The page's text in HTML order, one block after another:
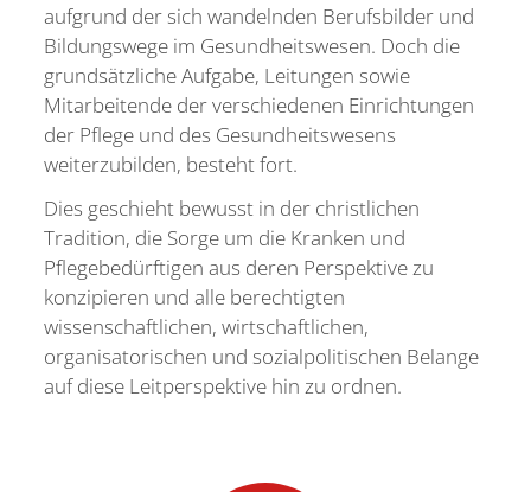
aufgrund der sich wandelnden Berufsbilder und
Bildungswege im Gesundheitswesen. Doch die
grundsätzliche Aufgabe, Leitungen sowie
Mitarbeitende der verschiedenen Einrichtungen
der Pflege und des Gesundheitswesens
weiterzubilden, besteht fort.
Dies geschieht bewusst in der christlichen
Tradition, die Sorge um die Kranken und
Pflegebedürftigen aus deren Perspektive zu
konzipieren und alle berechtigten
wissenschaftlichen, wirtschaftlichen,
organisatorischen und sozialpolitischen Belange
auf diese Leitperspektive hin zu ordnen.